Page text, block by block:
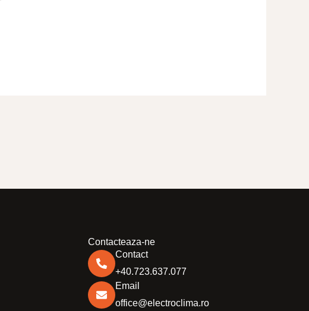
Contacteaza-ne
Contact
+40.723.637.077
Email
office@electroclima.ro